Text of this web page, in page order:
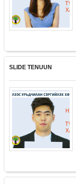
SLIDE TENUUN